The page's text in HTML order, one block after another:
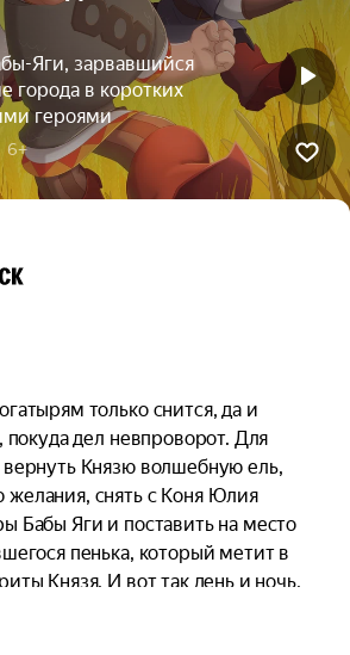
Яги, зарвавшийся
города в коротких
героями
6+
только снится, да и
покуда дел невпроворот. Для
вернуть Князю волшебную ель,
снять с Коня Юлия
Бабы Яги и поставить на место
пенька, который метит в
Князя. И вот так день и ночь,
несут они на своих плечах